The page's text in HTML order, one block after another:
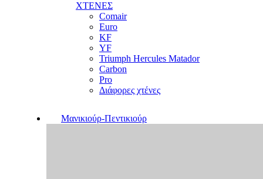
ΧΤΕΝΕΣ
Comair
Euro
KF
YF
Triumph Hercules Matador
Carbon
Pro
Διάφορες χτένες
Μανικιούρ-Πεντικιούρ